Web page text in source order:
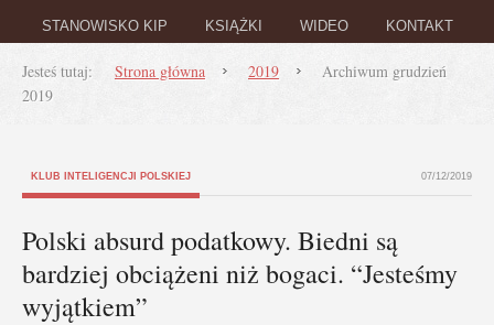
STANOWISKO KIP KSIĄŻKI WIDEO KONTAKT
Jesteś tutaj: Strona główna 2019
Archiwum grudzień
2019
KLUB INTELIGENCJI POLSKIEJ 07/12/2019
Polski absurd podatkowy. Biedni są
bardziej obciążeni niż bogaci. “Jesteśmy
wyjątkiem”